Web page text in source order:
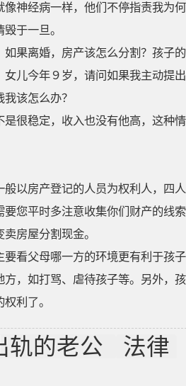
神经病一样，他们不停指责我为
于一旦。
果离婚，房产该怎么分割？孩子
女儿今年９岁，请问如果我主动提
该怎么办？
很稳定，收入也没有他高，这种
以房产登记的人员为权利人，四
要您平时多注意收集你们财产的线
房屋分割现金。
看父母哪一方的环境更有利于孩
，如打骂、虐待孩子等。另外，
利了。
轨的老公 法律